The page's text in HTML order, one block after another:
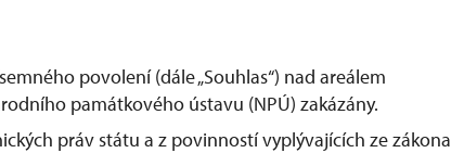
povolení (dále „Souhlas“) nad areálem
památkového ústavu (NPÚ) zakázány.
práv státu a z povinností vyplývajících ze zákona